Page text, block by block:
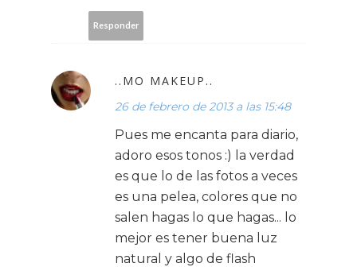
Responder
..MO MAKEUP..
26 de febrero de 2013 a las 15:48
Pues me encanta para diario,
adoro esos tonos :) la verdad
es que lo de las fotos a veces
es una pelea, colores que no
salen hagas lo que hagas... lo
mejor es tener buena luz
natural y algo de flash